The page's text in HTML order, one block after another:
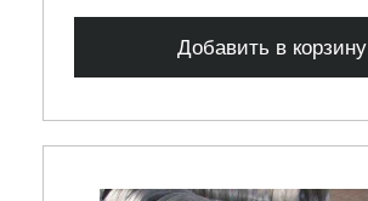
Добавить в корзину